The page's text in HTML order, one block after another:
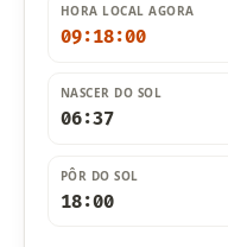
HORA LOCAL AGORA
09:18:01
NASCER DO SOL
06:37
PÔR DO SOL
18:00